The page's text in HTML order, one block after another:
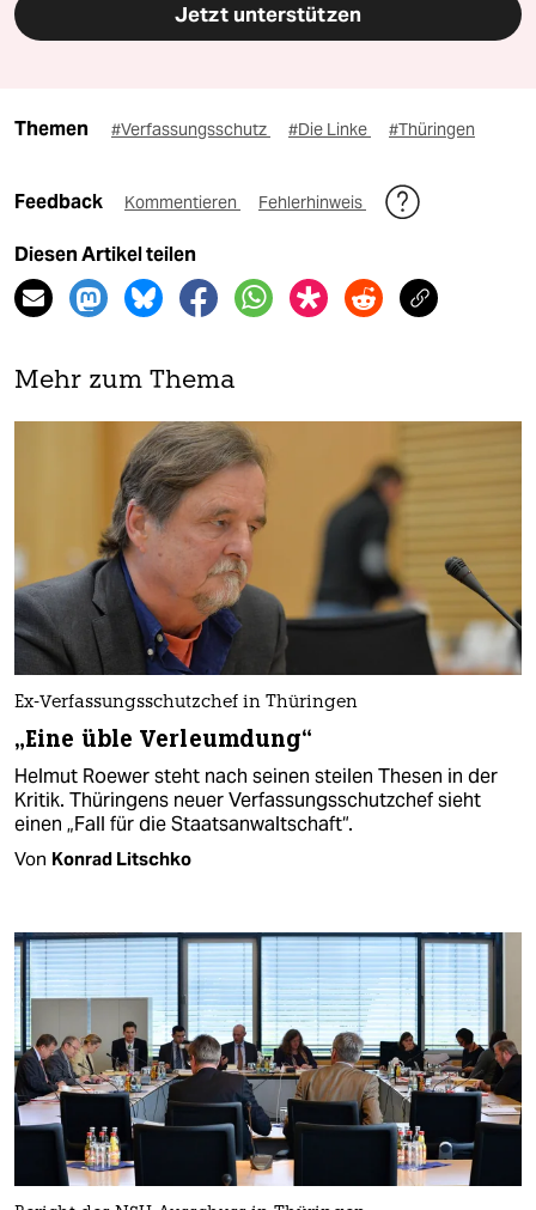
Jetzt unterstützen
Themen #Verfassungsschutz #Die Linke #Thüringen
Feedback Kommentieren Fehlerhinweis
Diesen Artikel teilen
Mehr zum Thema
Ex-Verfassungsschutzchef in Thüringen
„Eine üble Verleumdung“
Helmut Roewer steht nach seinen steilen Thesen in der
Kritik. Thüringens neuer Verfassungsschutzchef sieht
einen „Fall für die Staatsanwaltschaft“.
Von Konrad Litschko